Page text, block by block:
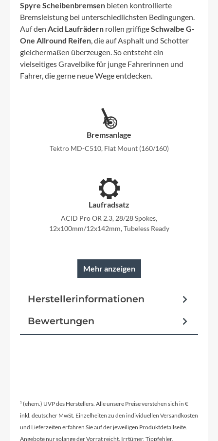
Spyre Scheibenbremsen bieten kontrollierte
Bremsleistung bei unterschiedlichsten Bedingungen.
Auf den Acid Laufrädern rollen griffigeSchwalbe G-
One Allround Reifen, die auf Asphalt und Schotter
gleichermaßen überzeugen. So entsteht ein
vielseitiges Gravelbike für junge Fahrerinnen und
Fahrer, die gerne neue Wege entdecken.
Bremsanlage
Tektro MD-C510, Flat Mount (160/160)
Laufradsatz
ACID Pro OR 2.3, 28/28 Spokes,
12x100mm/12x142mm, Tubeless Ready
Aluminium 6061 T6 Superlite, Gravel Comfort
Option, 12x142mm, AXH
Schalt-/ Bremsgriffeinheit
Microshift Sword SB-G7000
Mehr anzeigen
Herstellerinformationen
Bewertungen
¹ (ehem.) UVP des Herstellers. Alle unsere Preise verstehen sich in €
inkl. deutscher MwSt. Einzelheiten zu den individuellen Versandkosten
und Lieferzeiten erfahren Sie auf der jeweiligen Produktdetailseite.
Angebote nur solange der Vorrat reicht. Irrtümer, Tippfehler,